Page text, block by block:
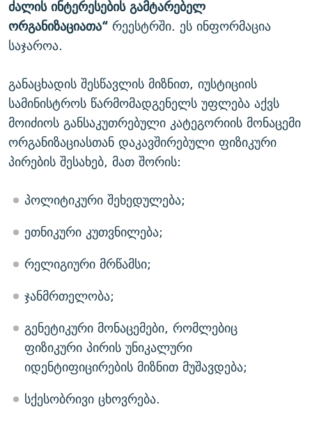
ძალის ინტერესების გამტარებელ
ორგანიზაციათა“ რეესტრში. ეს ინფორმაცია
საჯაროა.
განაცხადის შესწავლის მიზნით, იუსტიციის
სამინისტროს წარმომადგენელს უფლება აქვს
მოიძიოს განსაკუთრებული კატეგორიის მონაცემი
ორგანიზაციასთან დაკავშირებული ფიზიკური
პირების შესახებ, მათ შორის:
პოლიტიკური შეხედულება;
ეთნიკური კუთვნილება;
რელიგიური მრწამსი;
ჯანმრთელობა;
გენეტიკური მონაცემები, რომლებიც
ფიზიკური პირის უნიკალური
იდენტიფიცირების მიზნით მუშავდება;
სქესობრივი ცხოვრება.